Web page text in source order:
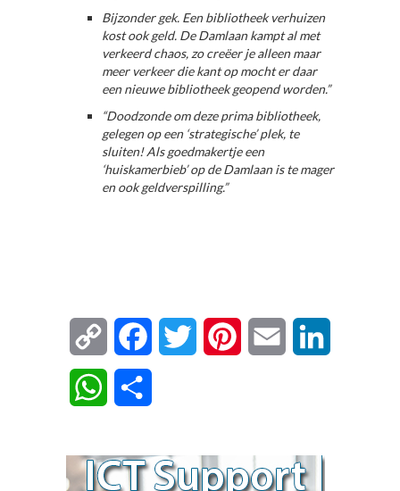
Bijzonder gek. Een bibliotheek verhuizen
kost ook geld. De Damlaan kampt al met
verkeerd chaos, zo creëer je alleen maar
meer verkeer die kant op mocht er daar
een nieuwe bibliotheek geopend worden.”
“Doodzonde om deze prima bibliotheek,
gelegen op een ‘strategische’ plek, te
sluiten! Als goedmakertje een
‘huiskamerbieb’ op de Damlaan is te mager
en ook geldverspilling.”
Copy
Link
FacebookTwitter Pinterest Email
WhatsApp